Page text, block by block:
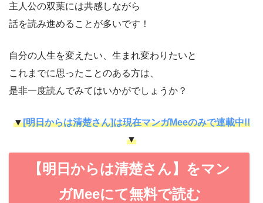
主人公の双葉には共感しながら
話を読み進めることが多いです！
自分の人生を変えたい、生まれ変わりたいと
これまでに思ったことのある方は、
是非一度読んでみてはいかがでしょうか？
▼[明日からは清楚さん]は現在マンガMeeのみで連載中!!
▼
【明日からは清楚さん】をマン
ガMeeにて無料で読む